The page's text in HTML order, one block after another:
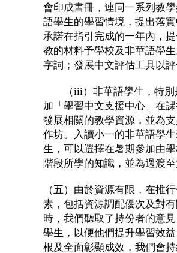
會印成書冊，連同一系列教
語學生的學習情境，提出落
承諾在指引完成的一年內，
教的材料予學校及非華語學
字詞；發展中文評估工具以
（iii）非華語學生，特別
加「學習中文支援中心」在
發展相關的教學資源，並為
作坊。入讀小一的非華語學
生，可以選擇在暑期參加由
階段所學的知識，並為過渡
（五）由於資源有限，在推
素，包括資源調配優次及對
時，我們聽取了持份者的意
學生，以便他們提升學習效
根及全面彰顯成效，我們會